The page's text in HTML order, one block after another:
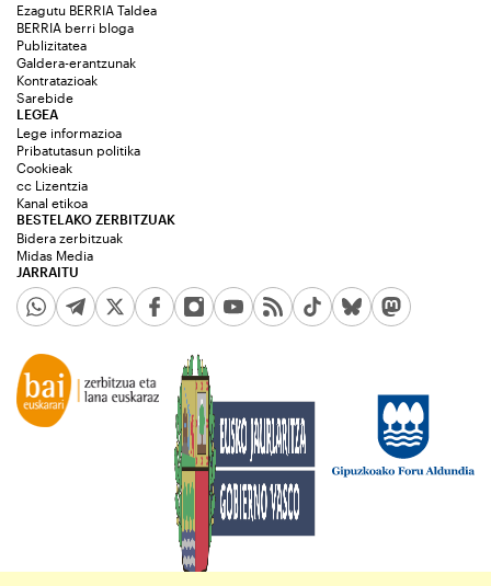
Ezagutu BERRIA Taldea
BERRIA berri bloga
Publizitatea
Galdera-erantzunak
Kontratazioak
Sarebide
JARRAITU
LEGEA
Lege informazioa
Pribatutasun politika
Cookieak
cc Lizentzia
Kanal etikoa
BESTELAKO ZERBITZUAK
Bidera zerbitzuak
Midas Media